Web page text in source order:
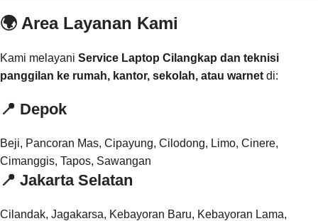
🌍 Area Layanan Kami
Kami melayani Service Laptop Cilangkap dan teknisi
panggilan ke rumah, kantor, sekolah, atau warnet di:
📍 Depok
Beji, Pancoran Mas, Cipayung, Cilodong, Limo, Cinere,
Cimanggis, Tapos, Sawangan
📍 Jakarta Selatan
Cilandak, Jagakarsa, Kebayoran Baru, Kebayoran Lama,